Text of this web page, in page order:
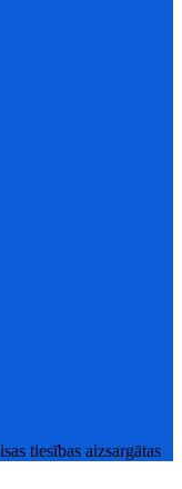
tiesības aizsargātas